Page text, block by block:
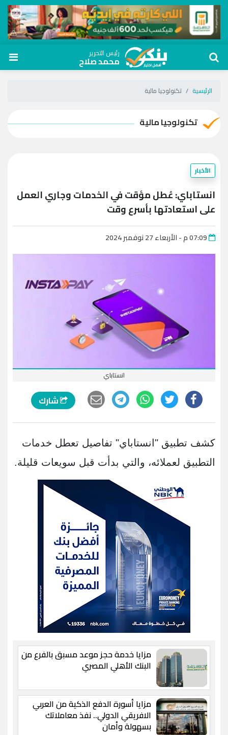
رئيس التحرير
محمد صلاح
الرئيسية تكنولوجيا مالية
تكنولوجيا مالية
الأخبار
انستاباي: عُطل مؤقت في الخدمات وجاري العمل
على استعادتها بأسرع وقت
انستاباي
شارك
كشف تطبيق "انستاباي" تفاصيل تعطل خدمات
التطبيق لعملائه، والتي بدأت قبل سويعات قليلة.
مزايا خدمة حجز موعد مسبق بالفرع من
البنك الأهلي المصري
مزايا أسورة الدفع الذكية من العربي
الافريقي الدولي.. نفذ معاملاتك
بسهولة وأمان